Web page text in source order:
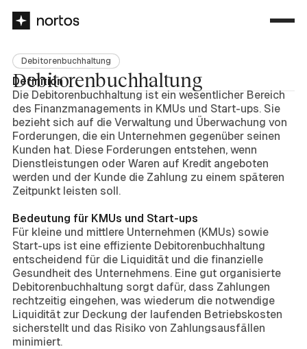
Debitorenbuchhaltung
Debitorenbuchhaltung
Definition
Die Debitorenbuchhaltung ist ein wesentlicher Bereich
des Finanzmanagements in KMUs und Start-ups. Sie
bezieht sich auf die Verwaltung und Überwachung von
Forderungen, die ein Unternehmen gegenüber seinen
Kunden hat. Diese Forderungen entstehen, wenn
Dienstleistungen oder Waren auf Kredit angeboten
werden und der Kunde die Zahlung zu einem späteren
Zeitpunkt leisten soll.
Bedeutung für KMUs und Start-ups
Für kleine und mittlere Unternehmen (KMUs) sowie
Start-ups ist eine effiziente Debitorenbuchhaltung
entscheidend für die Liquidität und die finanzielle
Gesundheit des Unternehmens. Eine gut organisierte
Debitorenbuchhaltung sorgt dafür, dass Zahlungen
rechtzeitig eingehen, was wiederum die notwendige
Liquidität zur Deckung der laufenden Betriebskosten
sicherstellt und das Risiko von Zahlungsausfällen
minimiert.